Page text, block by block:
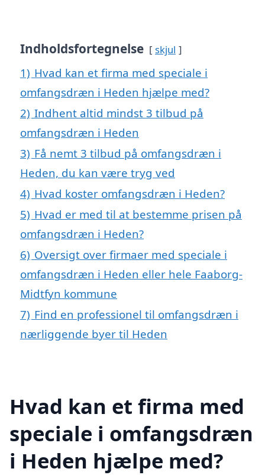
Indholdsfortegnelse skjul
1) Hvad kan et firma med speciale i
omfangsdræn i Heden hjælpe med?
2) Indhent altid mindst 3 tilbud på
omfangsdræn i Heden
3) Få nemt 3 tilbud på omfangsdræn i
Heden, du kan være tryg ved
4) Hvad koster omfangsdræn i Heden?
5) Hvad er med til at bestemme prisen på
omfangsdræn i Heden?
6) Oversigt over firmaer med speciale i
omfangsdræn i Heden eller hele Faaborg-
Midtfyn kommune
7) Find en professionel til omfangsdræn i
nærliggende byer til Heden
Hvad kan et firma med
speciale i omfangsdræn
i Heden hjælpe med?